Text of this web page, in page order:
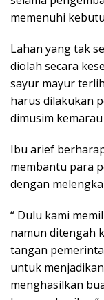
memenuhi
Lahan yang tak
diolah secara
sayur mayur
harus dilakukan
dimusim
Ibu arief
membantu para
dengan
“ Dulu kami
namun ditengah
tangan
untuk
menghasilkan